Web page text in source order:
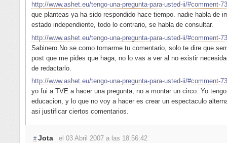
http://www.ashet.eu/tengo-una-pregunta-para-usted-ii/#comment-
que planteas ya ha sido respondido hace tiempo. nadie habla de
estado independiente, todo lo contrario, se habla de consultar.
http://www.ashet.eu/tengo-una-pregunta-para-usted-ii/#comment-
Sabinero No se como tomarme tu comentario, solo te dire que
post que me pides que haga, no lo vas a ver al no existir
de redactarlo.
http://www.ashet.eu/tengo-una-pregunta-para-usted-ii/#comment-
yo fui a TVE a hacer una pregunta, no a montar un circo. Yo
educacion, y lo que no voy a hacer es crear un espectaculo
asi justificar ciertos comentarios.
# Jota
el 03 Abril 2007 a las 18:56:42